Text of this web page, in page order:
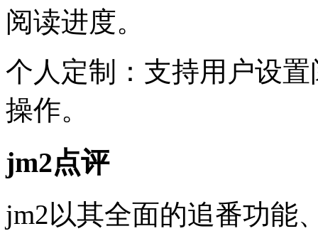
阅读进度。
个人定制：支持用户设
操作。
jm2点评
jm2以其全面的追番功能